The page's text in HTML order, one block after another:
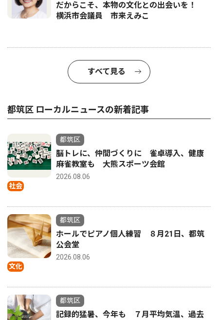
だからこそ、本物の文化との出会いを！
横浜市会議員 市来えみこ
すべて見る
都筑区 ローカルニュースの新着記事
社会
都筑区
脳トレに、仲間づくりに 雀卓導入、健康
麻雀教室も 大熊スポーツ会館
2026.08.06
文化
都筑区
ホールでピアノ個人練習 ８月21日、都筑
公会堂
2026.08.06
都筑区
記録的猛暑、今年も ７月平均気温、過去